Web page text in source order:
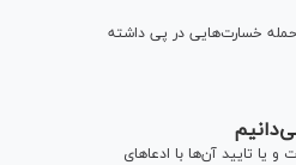
حمله خسارت‌هایی در پی داشته
دارد که از ارائه اطلاعات و یا تایید آن‌ها با ادعا‌های